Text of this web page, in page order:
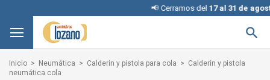
📢 Cerramos del17 al 31 de

Inicio Neumática Calderín y pistola para cola
Calderín y pistola
neumática cola